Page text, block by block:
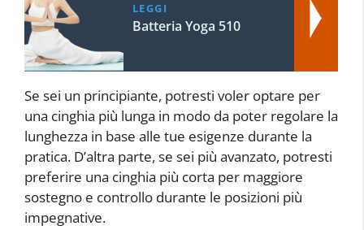
LEGGI
Batteria Yoga 510
Se sei un principiante, potresti voler optare per
una cinghia più lunga in modo da poter regolare la
lunghezza in base alle tue esigenze durante la
pratica. D’altra parte, se sei più avanzato, potresti
preferire una cinghia più corta per maggiore
sostegno e controllo durante le posizioni più
impegnative.